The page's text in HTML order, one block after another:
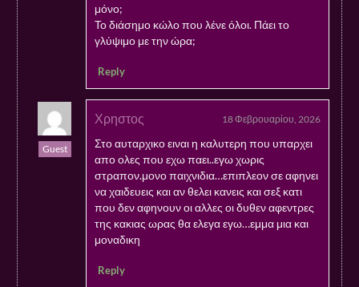
μόνο;
Το διάσημο κώλο που λένε όλοι. Πάει το
γλύψιμο με την ώρα;
Reply
Guest
Χρηστος 18 Φεβρουαρίου, 2026
Στο αυταρχικο ειναι η καλυτερη που υπαρχει
απο ολες που εχω παει..εγω χωρις
στραπον.μονο παιχνιδια…επιπλεον σε αφηνει
να χαιδευεις και αν θελει κανεις και σεξ κατι
που δεν αφηνουν οι αλλες οι δυθεν αφεντρες
της κακιας ωρας θα ελεγα εγω…εμμα μια και
μοναδικη
Reply